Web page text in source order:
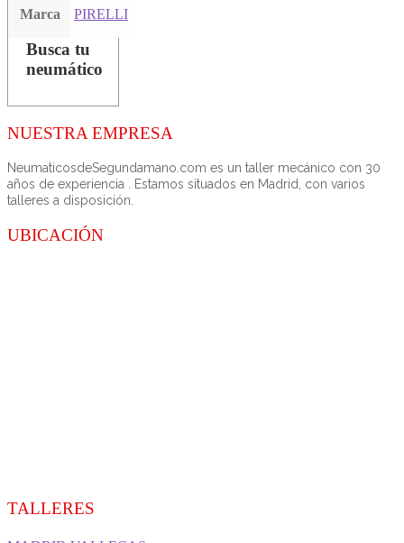
Marca PIRELLI
Busca tu
neumático
NUESTRA EMPRESA
NeumaticosdeSegundamano.com es un taller mecánico con 30
años de experiencia . Estamos situados en Madrid, con varios
talleres a disposición.
UBICACIÓN
TALLERES